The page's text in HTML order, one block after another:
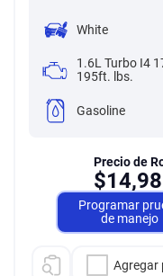
White
1.6L Turbo I4
195ft. lbs.
Gasoline
Precio de
$
Programar
de manejo
Agregar